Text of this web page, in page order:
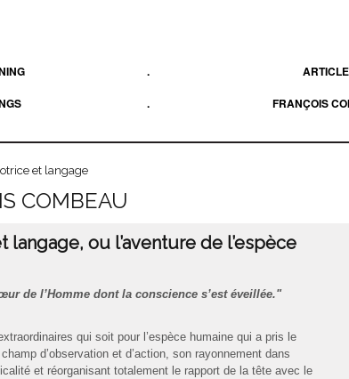
.
. FRANÇOIS
et langage
COMBEAU
ou l’aventure de l’espèce
de l’Homme dont la conscience s’est éveillée."
qui soit pour l’espèce humaine qui a pris le
d’observation et d’action, son rayonnement dans
et réorganisant totalement le rapport de la tête avec le